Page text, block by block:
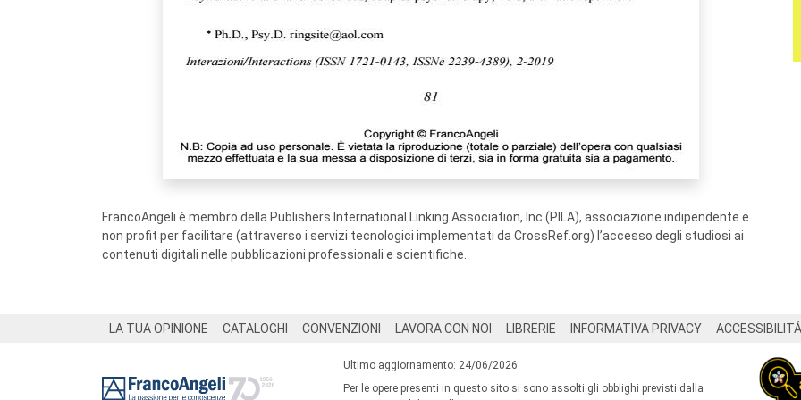
FrancoAngeli è membro della Publishers International Linking Association, Inc (PILA), associazione indipendente e
non profit per facilitare (attraverso i servizi tecnologici implementati da CrossRef.org) l’accesso degli studiosi ai
contenuti digitali nelle pubblicazioni professionali e scientifiche.
LA TUA OPINIONE CATALOGHI CONVENZIONI LAVORA CON NOI LIBRERIE INFORMATIVA PRIVACY ACCESSIBILITÁ
Ultimo aggiornamento: 24/06/2026
Per le opere presenti in questo sito si sono assolti gli obblighi previsti dalla